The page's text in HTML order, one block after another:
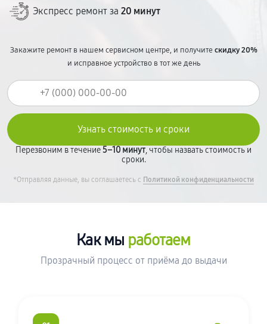
Экспресс ремонт за 20 минут
Закажите ремонт в нашем сервисном центре, и получитескидку 20%
и исправное устройство в тот же день
Перезвоним в течение 5–10 минут, чтобы назвать стоимость и
сроки.
*Отправляя данные, вы соглашаетесь с Политикой конфиденциальности
Как мы работаем
Прозрачный процесс от приёма до выдачи